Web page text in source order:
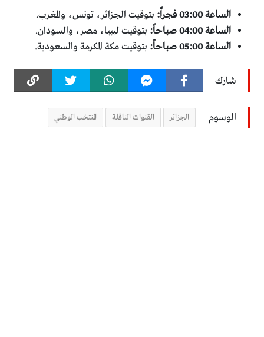
الساعة 03:00 فجراً:
بتوقيت الجزائر، تونس، والمغرب.
الساعة 04:00 صباحاً:
بتوقيت ليبيا، مصر، والسودان.
الساعة 05:00 صباحاً:
بتوقيت مكة المكرمة والسعودية.
شارك
الوسوم الجزائر القنوات الناقلة المنتخب الوطني